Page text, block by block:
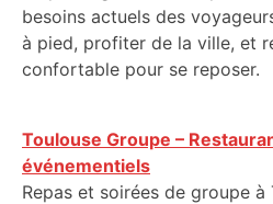
besoins actuels des
à pied, profiter de la ville, et
confortable pour se reposer.
Toulouse Groupe –
événementiels
Repas et soirées de groupe à